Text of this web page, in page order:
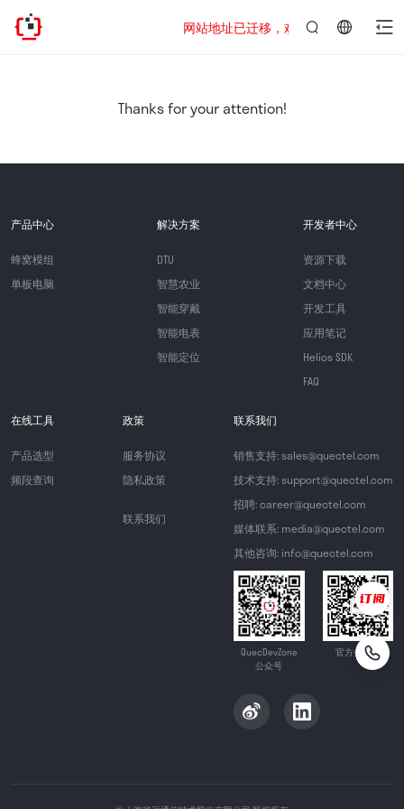
网站地址已迁移，欢迎访问新址：
Thanks for your attention!
产品中心
蜂窝模组
单板电脑
解决方案
DTU
智慧农业
智能穿戴
智能电表
智能定位
开发者中心
资源下载
文档中心
开发工具
应用笔记
Helios SDK
FAQ
在线工具
产品选型
频段查询
政策
服务协议
隐私政策
联系我们
联系我们
销售支持: sales@quectel.com
技术支持: support@quectel.com
招聘: career@quectel.com
媒体联系: media@quectel.com
其他咨询: info@quectel.com
QuecDevZone
公众号
官方公众号